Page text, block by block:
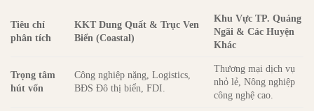
Tiêu chí
phân tích
KKT Dung Quất & Trục Ven
Biển (Coastal)
Khu Vực TP. Quảng
Ngãi & Các Huyện
Khác
Trọng tâm
hút vốn
Công nghiệp nặng, Logistics,
BĐS Đô thị biển, FDI.
Thương mại dịch vụ
nhỏ lẻ, Nông nghiệp
công nghệ cao.